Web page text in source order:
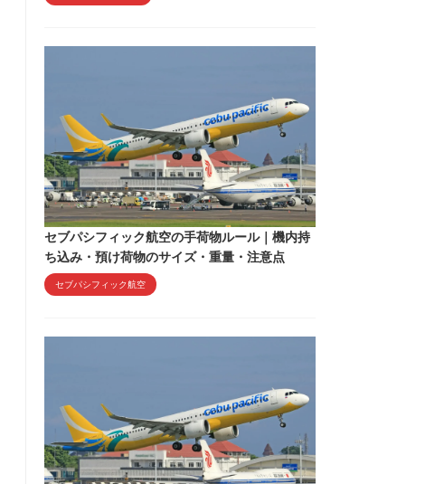
セブパシフィック航空の手荷物ルール｜機内持
ち込み・預け荷物のサイズ・重量・注意点
セブパシフィック航空